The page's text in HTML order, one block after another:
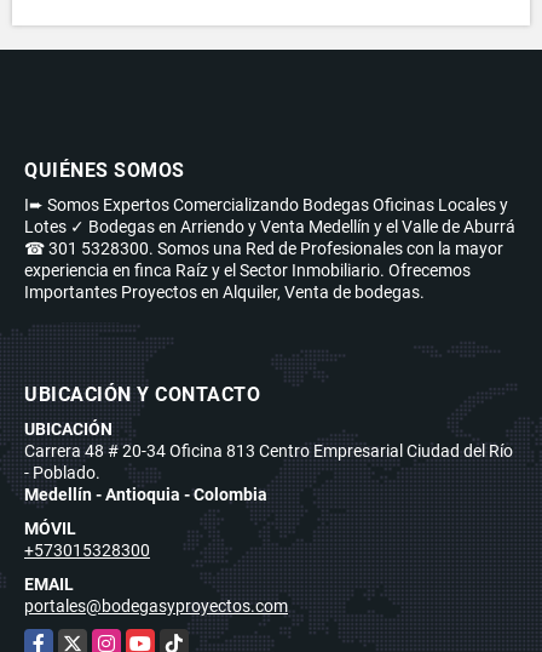
QUIÉNES SOMOS
I➨ Somos Expertos Comercializando Bodegas Oficinas Locales y
Lotes ✓ Bodegas en Arriendo y Venta Medellín y el Valle de Aburrá
☎ 301 5328300. Somos una Red de Profesionales con la mayor
experiencia en finca Raíz y el Sector Inmobiliario. Ofrecemos
Importantes Proyectos en Alquiler, Venta de bodegas.
UBICACIÓN Y CONTACTO
UBICACIÓN
Carrera 48 # 20-34 Oficina 813 Centro Empresarial Ciudad del Río
- Poblado.
Medellín - Antioquia - Colombia
MÓVIL
+573015328300
EMAIL
portales@bodegasyproyectos.com
Facebook
X Instagram
YouTubeTikTok